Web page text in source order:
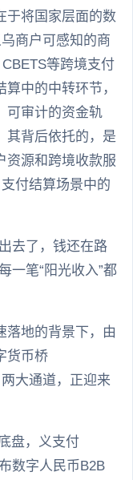
于将国家层面的数
商户可感知的商
等跨境支付
中的中转环节，
可审计的资金轨
其背后依托的，是
资源和跨境收款服
付结算场景中的
去了，钱还在路
一笔“阳光收入”都
落地的背景下，由
货币桥
两大通道，正迎来
盘，义支付
数字人民币B2B